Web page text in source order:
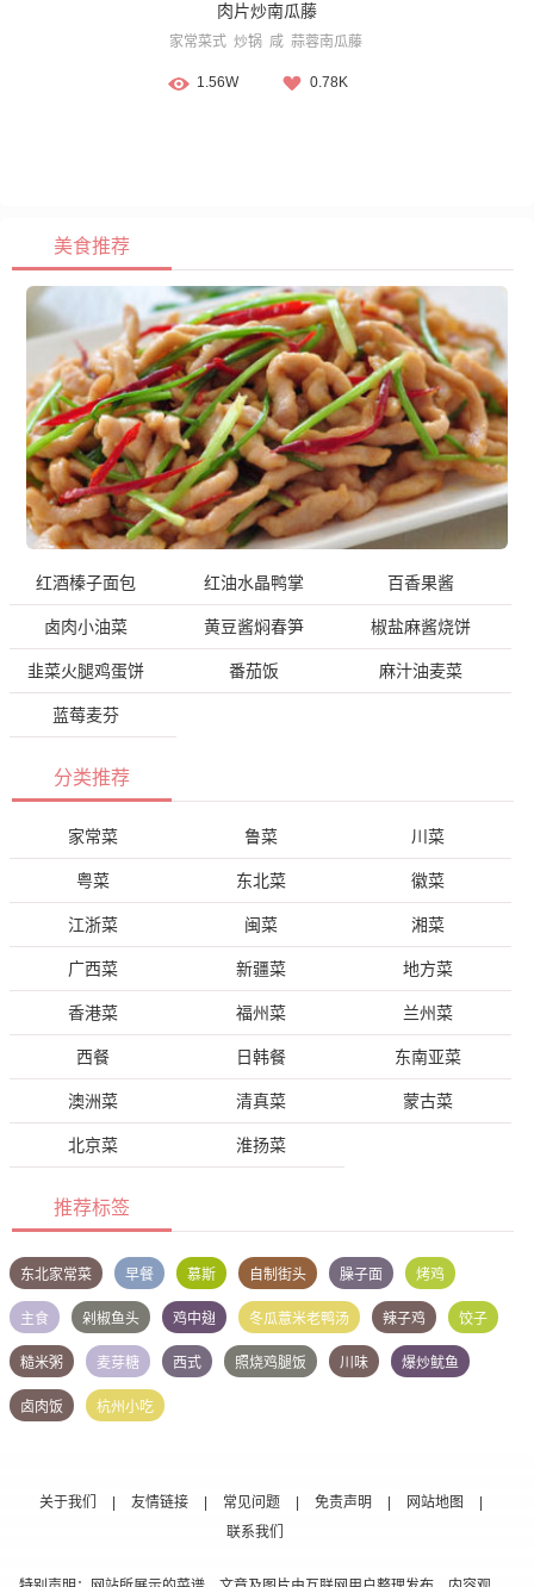
肉片炒南瓜藤
家常菜式 炒锅 咸 蒜蓉南瓜藤
1.56W 0.78K
美食推荐
红酒榛子面包 红油水晶鸭掌 百香果酱
卤肉小油菜 黄豆酱焖春笋 椒盐麻酱烧饼
韭菜火腿鸡蛋饼 番茄饭 麻汁油麦菜
蓝莓麦芬
分类推荐
家常菜 鲁菜 川菜
粤菜 东北菜 徽菜
江浙菜 闽菜 湘菜
广西菜 新疆菜 地方菜
香港菜 福州菜 兰州菜
西餐 日韩餐 东南亚菜
澳洲菜 清真菜 蒙古菜
北京菜 淮扬菜
推荐标签
东北家常菜 早餐 慕斯 自制街头 臊子面 烤鸡
主食 剁椒鱼头 鸡中翅 冬瓜薏米老鸭汤 辣子鸡 饺子
糙米粥 麦芽糖 西式 照烧鸡腿饭 川味 爆炒鱿鱼
卤肉饭 杭州小吃
关于我们 友情链接 常见问题 免责声明 网站地图
联系我们